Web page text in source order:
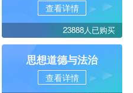
查看详情
23888人已购买
思想道德与法治
查看详情